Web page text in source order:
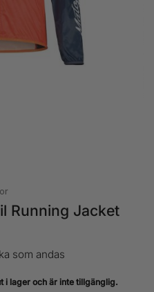
Running Jacket
som andas
i lager och är inte tillgänglig.